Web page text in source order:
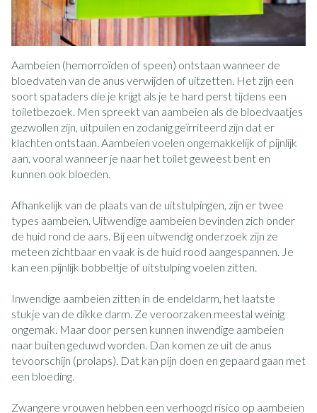
Aambeien (hemorroïden of speen) ontstaan wanneer de
bloedvaten van de anus verwijden of uitzetten. Het zijn een
soort spataders die je krijgt als je te hard perst tijdens een
toiletbezoek. Men spreekt van aambeien als de bloedvaatjes
gezwollen zijn, uitpuilen en zodanig geïrriteerd zijn dat er
klachten ontstaan. Aambeien voelen ongemakkelijk of pijnlijk
aan, vooral wanneer je naar het toilet geweest bent en
kunnen ook bloeden.
Afhankelijk van de plaats van de uitstulpingen, zijn er twee
types aambeien. Uitwendige aambeien bevinden zich onder
de huid rond de aars. Bij een uitwendig onderzoek zijn ze
meteen zichtbaar en vaak is de huid rood aangespannen. Je
kan een pijnlijk bobbeltje of uitstulping voelen zitten.
Inwendige aambeien zitten in de endeldarm, het laatste
stukje van de dikke darm. Ze veroorzaken meestal weinig
ongemak. Maar door persen kunnen inwendige aambeien
naar buiten geduwd worden. Dan komen ze uit de anus
tevoorschijn (prolaps). Dat kan pijn doen en gepaard gaan met
een bloeding.
Zwangere vrouwen hebben een verhoogd risico op aambeien